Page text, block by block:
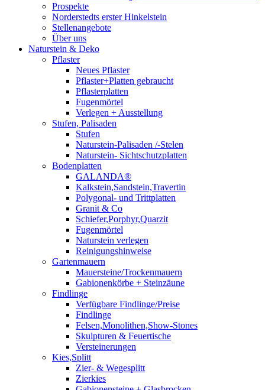
Prospekte
Norderstedts erster Hinkelstein
Stellenangebote
Über uns
Naturstein & Deko
Pflaster
Neues Pflaster
Pflaster+Platten gebraucht
Pflasterplatten
Fugenmörtel
Verlegen + Ausstellung
Stufen, Palisaden
Stufen
Naturstein-Palisaden /-Stelen
Naturstein- Sichtschutzplatten
Bodenplatten
GALANDA®
Kalkstein,Sandstein,Travertin
Polygonal- und Trittplatten
Granit & Co
Schiefer,Porphyr,Quarzit
Fugenmörtel
Naturstein verlegen
Reinigungshinweise
Gartenmauern
Mauersteine/Trockenmauern
Gabionenkörbe + Steinzäune
Findlinge
Verfügbare Findlinge/Preise
Findlinge
Felsen,Monolithen,Show-Stones
Skulpturen & Feuertische
Versteinerungen
Kies,Splitt
Zier- & Wegesplitt
Zierkies